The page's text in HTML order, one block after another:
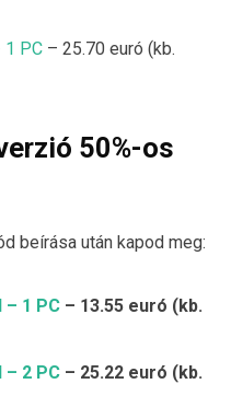
PC – 25.70 euró (kb.
50%-os
beírása után kapod meg:
1 PC – 13.55 euró (kb.
2 PC – 25.22 euró (kb.